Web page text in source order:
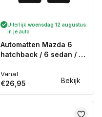
Bekijk
Uiterlijk woensdag 12 augustus
in je auto
Automatten Mazda 6
hatchback / 6 sedan / 6
2013)
Normale
prijs
Vanaf
€26,95